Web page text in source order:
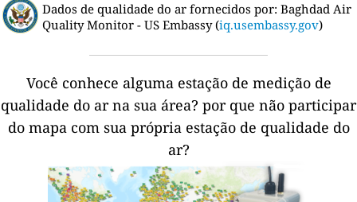
Dados de qualidade do ar fornecidos por: Baghdad Air
Quality Monitor - US Embassy (iq.usembassy.gov)
Você conhece alguma estação de medição de
qualidade do ar na sua área? por que não participar
do mapa com sua própria estação de qualidade do
ar?